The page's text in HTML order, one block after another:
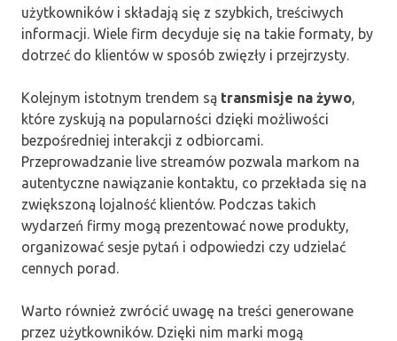
użytkowników i składają się z szybkich, treściwych
informacji. Wiele firm decyduje się na takie formaty, by
dotrzeć do klientów w sposób zwięzły i przejrzysty.
Kolejnym istotnym trendem są transmisje na żywo
które zyskują na popularności dzięki możliwości
bezpośredniej interakcji z odbiorcami.
Przeprowadzanie live streamów pozwala markom na
autentyczne nawiązanie kontaktu, co przekłada się na
zwiększoną lojalność klientów. Podczas takich
wydarzeń firmy mogą prezentować nowe produkty,
organizować sesje pytań i odpowiedzi czy udzielać
cennych porad.
Warto również zwrócić uwagę na treści generowane
przez użytkowników. Dzięki nim marki mogą